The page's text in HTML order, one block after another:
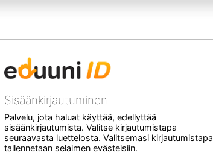
Sisäänkirjautuminen
Palvelu, jota haluat käyttää, edellyttää
sisäänkirjautumista. Valitse kirjautumistapa
seuraavasta luettelosta. Valitsemasi kirjautumistapa
tallennetaan selaimen evästeisiin.